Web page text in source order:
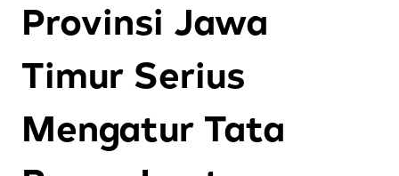
Provinsi Jawa
Timur Serius
Mengatur Tata